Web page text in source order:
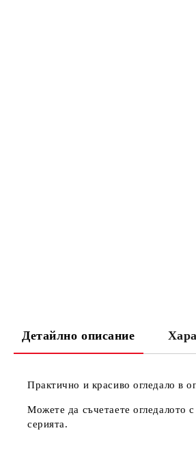
Детайлно описание
Практично и красиво огледало в
Можете да съчетаете огледалото
серията.